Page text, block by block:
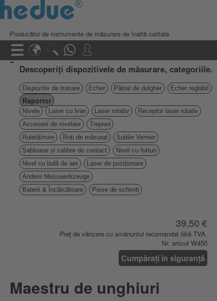
Producător de instrumente de măsurare de înaltă calitate
Descoperiți dispozitivele de măsurare, categoriile.
Dispozitiv de trasare Echer Pătrat de dulgher Echer reglabil
Raportor
Nivele Laser cu linie Laser rotativ
Receptor laser rotativ
Accesorii de nivelare
Trepied
Ruletă/mire
Roți de măsurat
Șubler Vernier
Șabloane și calibre de contact
Nivel cu furtun
Nivel cu bulă de aer
Laser de poziționare
Andere Messwerkzeuge
Baterii & Încărcătoare
Piese de schimb
39,50 €
Preț de vânzare cu amănuntul recomandat fără TVA.
Nr. articol W450
Cumpărați în siguranță
Maestru de unghiuri